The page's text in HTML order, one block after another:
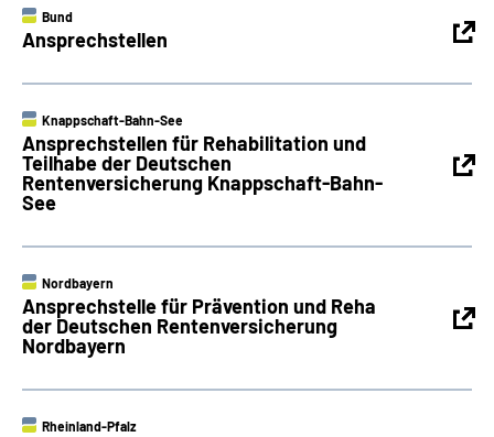
Bund
Ansprechstellen
Knappschaft-Bahn-See
Ansprechstellen für Rehabilitation und
Teilhabe der Deutschen
Rentenversicherung Knappschaft-Bahn-
See
Nordbayern
Ansprechstelle für Prävention und Reha
der Deutschen Rentenversicherung
Nordbayern
Rheinland-Pfalz